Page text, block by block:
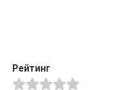
Рейтинг